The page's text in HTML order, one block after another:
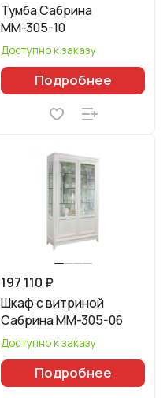
Тумба Сабрина
ММ-305-10
Доступно к заказу
Подробнее
197 110 ₽
Шкаф с витриной
Сабрина ММ-305-06
Доступно к заказу
Подробнее